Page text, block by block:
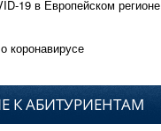
19 в Европейском регионе
коронавирусе
К АБИТУРИЕНТАМ